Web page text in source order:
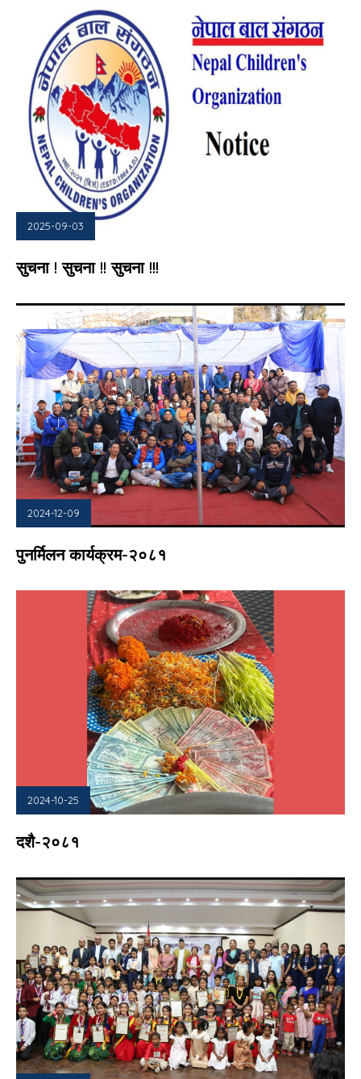
2025-09-03
सुचना ! सुचना !! सुचना !!!
2024-12-09
पुनर्मिलन कार्यक्रम-२०८१
2024-10-25
दशै-२०८१